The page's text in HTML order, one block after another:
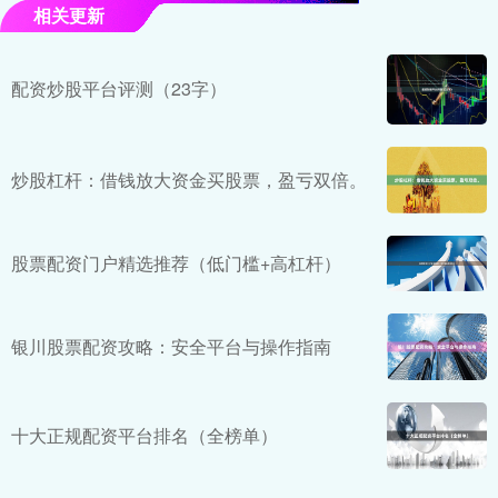
相关更新
配资炒股平台评测（23字）
炒股杠杆：借钱放大资金买股票，盈亏双倍。
股票配资门户精选推荐（低门槛+高杠杆）
银川股票配资攻略：安全平台与操作指南
十大正规配资平台排名（全榜单）